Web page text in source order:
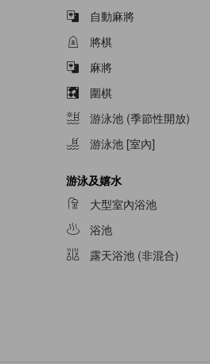
自動麻將
將棋
麻將
圍棋
游泳池 (季節性開放)
游泳池 [室內]
游泳及嬉水
大型室內浴池
浴池
露天浴池 (非混合)